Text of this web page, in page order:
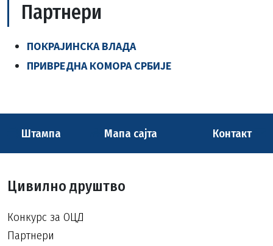
Партнери
ПОКРАЈИНСКА ВЛАДА
ПРИВРЕДНА КОМОРА СРБИЈЕ
Штампа Мапа сајта Контакт
Цивилно друштво
Конкурс за ОЦД
Партнери